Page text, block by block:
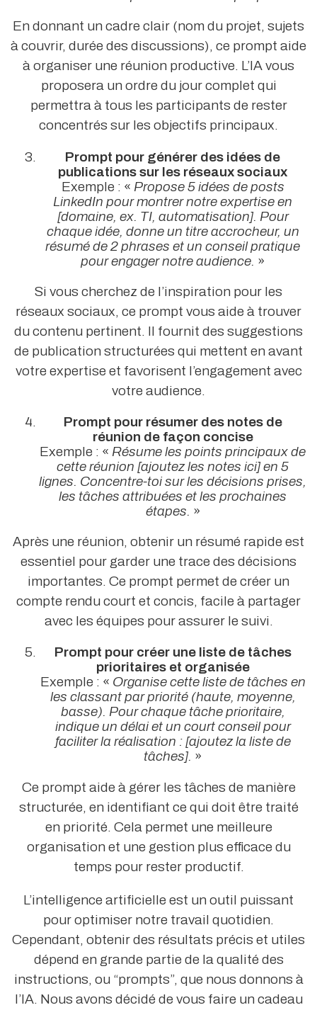
En donnant un cadre clair (nom du projet, sujets
à couvrir, durée des discussions), ce prompt aide
à organiser une réunion productive. L’IA vous
proposera un ordre du jour complet qui
permettra à tous les participants de rester
concentrés sur les objectifs principaux.
Prompt pour générer des idées de
publications sur les réseaux sociaux
Exemple : « Propose 5 idées de posts
LinkedIn pour montrer notre expertise en
[domaine, ex. TI, automatisation]. Pour
chaque idée, donne un titre accrocheur, un
résumé de 2 phrases et un conseil pratique
pour engager notre audience. »
Si vous cherchez de l’inspiration pour les
réseaux sociaux, ce prompt vous aide à trouver
du contenu pertinent. Il fournit des suggestions
de publication structurées qui mettent en avant
votre expertise et favorisent l’engagement avec
votre audience.
Prompt pour résumer des notes de
réunion de façon concise
Exemple : « Résume les points principaux de
cette réunion [ajoutez les notes ici] en 5
lignes. Concentre-toi sur les décisions prises,
les tâches attribuées et les prochaines
étapes. »
Après une réunion, obtenir un résumé rapide est
essentiel pour garder une trace des décisions
importantes. Ce prompt permet de créer un
compte rendu court et concis, facile à partager
avec les équipes pour assurer le suivi.
Prompt pour créer une liste de tâches
prioritaires et organisée
Exemple : « Organise cette liste de tâches en
les classant par priorité (haute, moyenne,
basse). Pour chaque tâche prioritaire,
indique un délai et un court conseil pour
faciliter la réalisation : [ajoutez la liste de
tâches]. »
Ce prompt aide à gérer les tâches de manière
structurée, en identifiant ce qui doit être traité
en priorité. Cela permet une meilleure
organisation et une gestion plus efficace du
temps pour rester productif.
L’intelligence artificielle est un outil puissant
pour optimiser notre travail quotidien.
Cependant, obtenir des résultats précis et utiles
dépend en grande partie de la qualité des
instructions, ou “prompts”, que nous donnons à
l’IA. Nous avons décidé de vous faire un cadeau